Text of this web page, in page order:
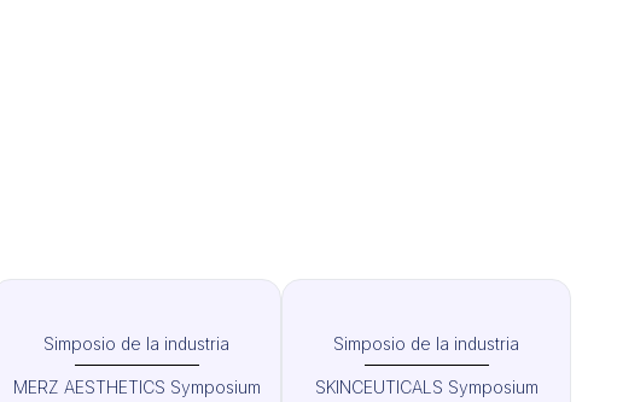
Simposio de la industria
MERZ AESTHETICS Symposium
Simposio de la industria
SKINCEUTICALS Symposium